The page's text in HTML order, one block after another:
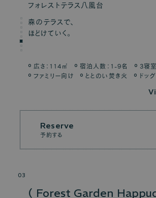
フォレストテラス八風台
森のテラスで、
ほどけていく。
広さ：114㎡ 宿泊人数：1-9名
3寝室
ファミリー向け
ととのい焚き火 ドッ
Vi
Reserve
予約する
03
Forest Garden